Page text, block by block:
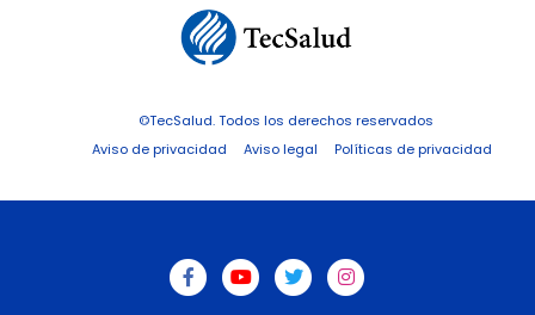
©TecSalud. Todos los derechos reservados
Aviso de privacidad
Aviso legal Políticas de privacidad